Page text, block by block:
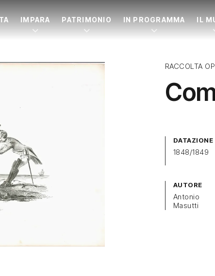
IMPARA PATRIMONIO IN PROGRAMMA IL
RACCOLTA
DATAZIONE
1848/1849
AUTORE
Antonio
Masutti